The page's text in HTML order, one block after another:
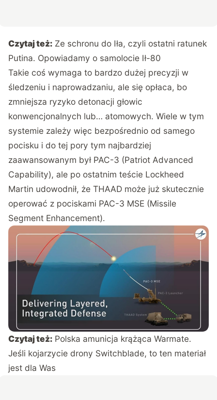
Czytaj też: Ze schronu do Iła, czyli ostatni ratunek
Putina. Opowiadamy o samolocie Ił-80
Takie coś wymaga to bardzo dużej precyzji w
śledzeniu i naprowadzaniu, ale się opłaca, bo
zmniejsza ryzyko detonacji głowic
konwencjonalnych lub… atomowych. Wiele w tym
systemie zależy więc bezpośrednio od samego
pocisku i do tej pory tym najbardziej
zaawansowanym był PAC-3 (Patriot Advanced
Capability), ale po ostatnim teście Lockheed
Martin udowodnił, że THAAD może już skutecznie
operować z pociskami PAC-3 MSE (Missile
Segment Enhancement).
Czytaj też: Polska amunicja krążąca Warmate.
Jeśli kojarzycie drony Switchblade, to ten materiał
jest dla Was